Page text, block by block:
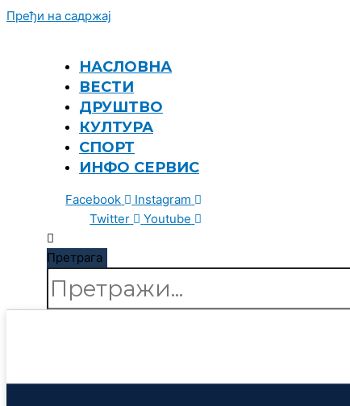
Пређи на садржај
НАСЛОВНА
ВЕСТИ
ДРУШТВО
КУЛТУРА
СПОРТ
ИНФО СЕРВИС
Facebook
Instagram
Twitter
Youtube
Претрага